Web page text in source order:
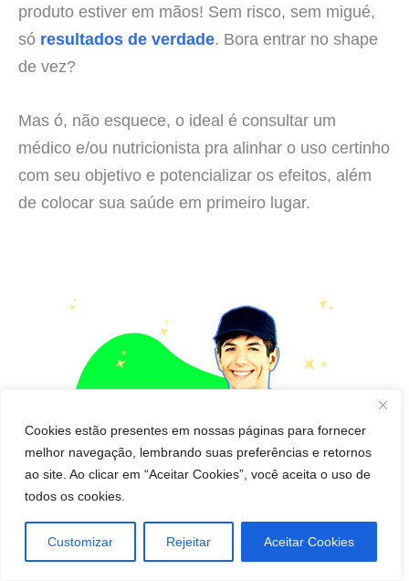
Cookies estão presentes em nossas páginas para fornecer
melhor navegação, lembrando suas preferências e retornos
ao site. Ao clicar em “Aceitar Cookies”, você aceita o uso de
todos os cookies.
Customizar Rejeitar Aceitar Cookies
produto estiver em mãos! Sem risco, sem migué,
só resultados de verdade. Bora entrar no shape
de vez?
Mas ó, não esquece, o ideal é consultar um
médico e/ou nutricionista pra alinhar o uso certinho
com seu objetivo e potencializar os efeitos, além
de colocar sua saúde em primeiro lugar.